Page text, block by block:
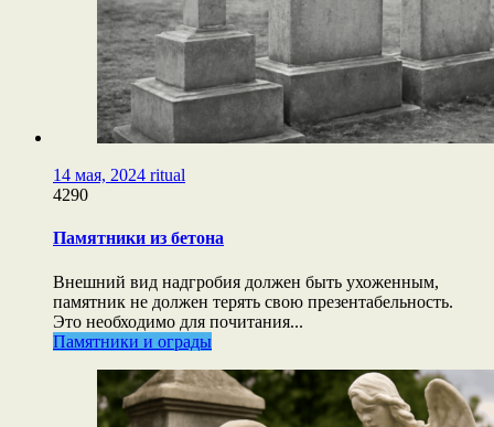
14 мая, 2024 ritual
4290
Памятники из бетона
Внешний вид надгробия должен быть ухоженным,
памятник не должен терять свою презентабельность.
Это необходимо для почитания...
Памятники и ограды